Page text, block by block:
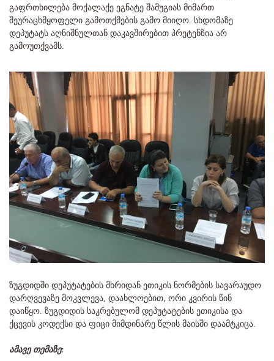
გაფრთხილება მოქალაქე ეგნატე შამუგიას მიმართ
შეურაცხმყოფელი გამოთქმების გამო მიიღო. სხდომაზე
დეპუტატს აღნიშნულთან დაკავშირებით პრეტენზია არ
გამოუთქვამს.
ზუგდიდში დეპუტატების მხრიდან ეთიკის ნორმების სავარაუდო
დარღვევაზე მოკვლევა, დაახლოებით, ორი კვირის წინ
დაიწყო. ზუგდიდის საკრებულომ დეპუტატების ეთიკისა და
ქცევის კოდექსი და ფიცი მიმდინარე წლის მაისში დაამტკიცა.
ამავე თემაზე: